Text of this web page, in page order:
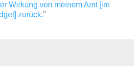
Wirkung von meinem Amt [im
zurück."